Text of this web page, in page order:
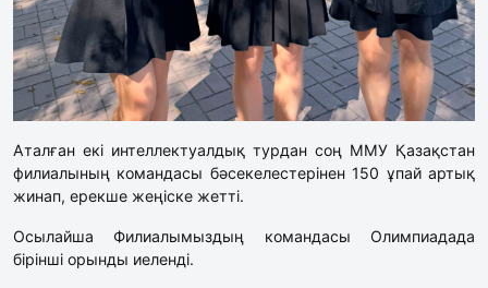
Аталған екі интеллектуалдық турдан соң ММУ Қазақстан
филиалының командасы бәсекелестерінен 150 ұпай артық
жинап, ерекше жеңіске жетті.
Осылайша Филиалымыздың командасы Олимпиадада
бірінші орынды иеленді.